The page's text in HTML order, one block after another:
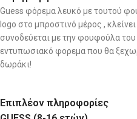
Guess φόρεμα λευκό με τουτού
logo στο μπροστινό μέρος ,
συνοδεύεται με την φουφούλα
εντυπωσιακό φορεμα που θα
δωράκι!
Επιπλέον πληροφορίες